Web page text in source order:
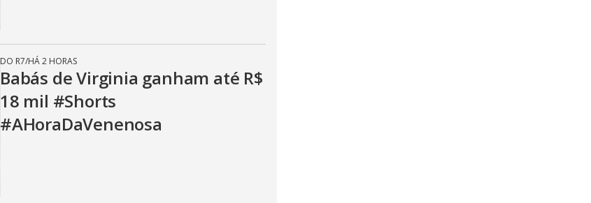
DO R7/HÁ 2 HORAS
Babás de Virginia ganham até R$
18 mil #Shorts
#AHoraDaVenenosa